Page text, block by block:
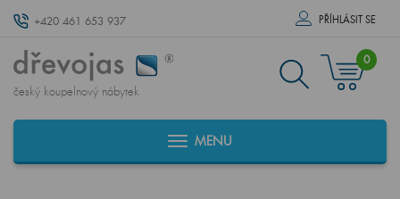
+420 461 653 937 PŘÍHLÁSIT SE
český koupelnový nábytek
0
MENU